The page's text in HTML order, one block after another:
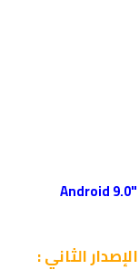
9 باي "Android 9.0